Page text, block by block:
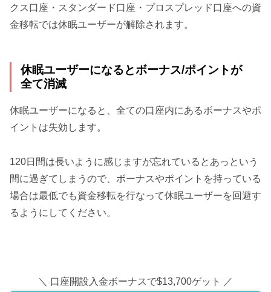
クス口座・スタンダード口座・プロスプレッド口座への資
金移転では休眠ユーザーが解除されます。
休眠ユーザーになるとボーナス/ポイントが
全て消滅
休眠ユーザーになると、全ての口座内にあるボーナスやポ
イントは失効します。
120日間は長いように感じますが忘れているとあっという
間に過ぎてしまうので、ボーナスやポイントを持っている
場合は最低でも資金移転を行なって休眠ユーザーを回避す
るようにしてください。
＼ 口座開設入金ボーナスで$13,700ゲット ／